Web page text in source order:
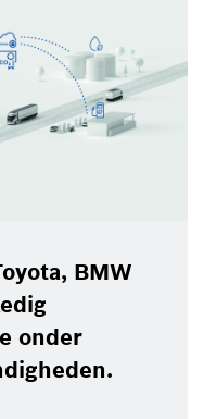
BMW
onder